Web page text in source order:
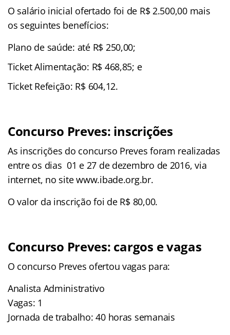
O salário inicial ofertado foi de R$ 2.500,00 mais
os seguintes benefícios:
Plano de saúde: até R$ 250,00;
Ticket Alimentação: R$ 468,85; e
Ticket Refeição: R$ 604,12.
Concurso Preves: inscrições
As inscrições do concurso Preves foram realizadas
entre os dias 01 e 27 de dezembro de 2016, via
internet, no site www.ibade.org.br.
O valor da inscrição foi de R$ 80,00.
Concurso Preves: cargos e vagas
O concurso Preves ofertou vagas para:
Analista Administrativo
Vagas: 1
Jornada de trabalho: 40 horas semanais